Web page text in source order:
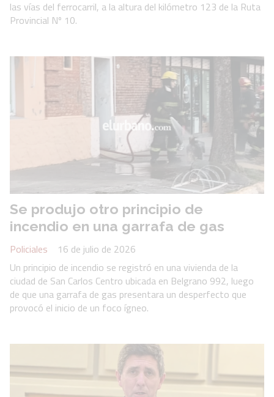
las vías del ferrocarril, a la altura del kilómetro 123 de la Ruta
Provincial Nº 10.
Se produjo otro principio de
incendio en una garrafa de gas
Policiales
16 de julio de 2026
Un principio de incendio se registró en una vivienda de la
ciudad de San Carlos Centro ubicada en Belgrano 992, luego
de que una garrafa de gas presentara un desperfecto que
provocó el inicio de un foco ígneo.